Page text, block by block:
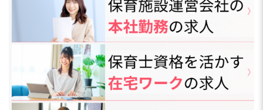
ース別の例文を詳しく解説します。 K+
K/stock.adobe.com